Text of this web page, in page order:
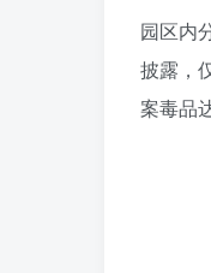
园区内
披露，
案毒品